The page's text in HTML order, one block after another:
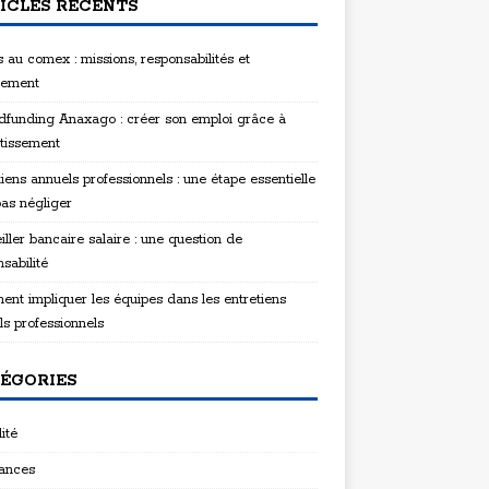
RÉCENTS
au comex : missions, responsabilités et
Anaxago : créer son emploi grâce à
annuels professionnels : une étape essentielle
négliger
bancaire salaire : une question de
impliquer les équipes dans les entretiens
professionnels